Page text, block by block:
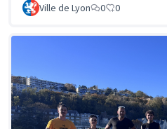
Ville de Lyon 0 0